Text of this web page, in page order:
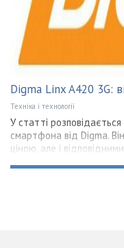
Digma Linx A420 3G:
Техніка і технології
У статті
смартфона від Digma.
ціною, але і